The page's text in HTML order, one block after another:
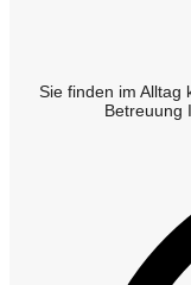
Sie finden im Alltag
Betreuung